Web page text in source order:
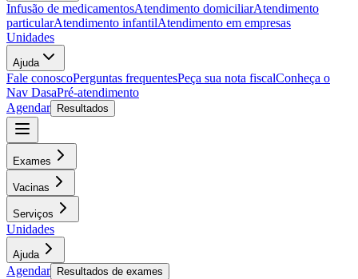
Infusão de medicamentosAtendimento domiciliarAtendimento
particularAtendimento infantilAtendimento em empresas
Unidades
Ajuda
Fale conoscoPerguntas frequentesPeça sua nota fiscalConheça o
Nav DasaPré-atendimento
Agendar
Resultados
Exames
Vacinas
Serviços
Unidades
Ajuda
Agendar Resultados de exames